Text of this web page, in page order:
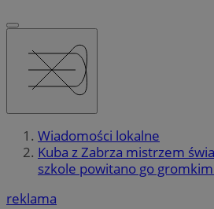
Wiadomości lokalne
Kuba z Zabrza mistrzem
szkole powitano go
reklama